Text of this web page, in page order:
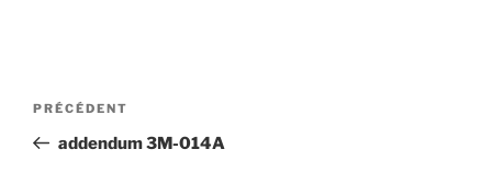
Navigation
l’article
Article
précédent
PRÉCÉDENT
addendum 3M-014A